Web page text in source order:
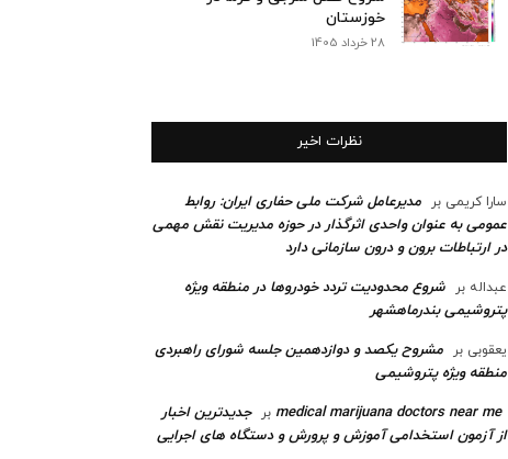
خوزستان
28 خرداد 1405
نظرات اخیر
سارا کریمی بر
مدیرعامل شرکت ملی حفاری ایران: روابط
عمومی به عنوان واحدی اثرگذار در حوزه مدیریت نقش مهمی
در ارتباطات برون و درون سازمانی دارد
عبداله بر
شروع محدودیت تردد خودروها در منطقه ویژه
پتروشیمی بندرماهشهر
یعقوبی بر
مشروح یکصد و دوازدهمین جلسه شورای راهبردی
منطقه ویژه پتروشیمی‌
medical marijuana doctors near me بر
جدیدترین اخبار
از آزمون استخدامی آموزش و پرورش و دستگاه های اجرایی